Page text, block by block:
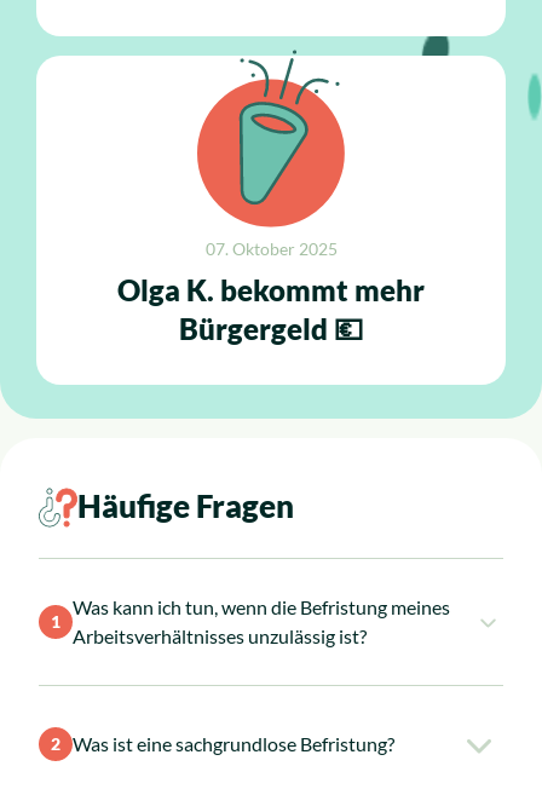
07. Oktober 2025
Olga K. bekommt mehr
Bürgergeld 💶
Häufige Fragen
1
Was kann ich tun, wenn die Befristung meines
Arbeitsverhältnisses unzu­lässig ist?
Wurde Ihr Arbeitsvertrag unzulässig befristet,
2 Was ist eine sachgrundlose Befristung?